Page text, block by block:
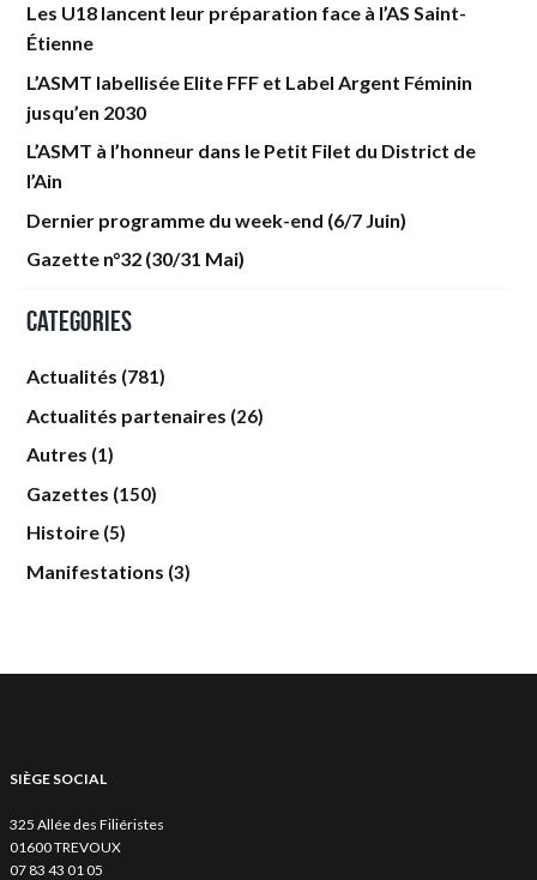
Les U18 lancent leur préparation face à l’AS Saint-
Étienne
L’ASMT labellisée Elite FFF et Label Argent Féminin
jusqu’en 2030
L’ASMT à l’honneur dans le Petit Filet du District de
l’Ain
Dernier programme du week-end (6/7 Juin)
Gazette n°32 (30/31 Mai)
Categories
Actualités (781)
Actualités partenaires (26)
Autres (1)
Gazettes (150)
Histoire (5)
Manifestations (3)
SIÈGE SOCIAL
325 Allée des Filiéristes
01600 TREVOUX
07 83 43 01 05